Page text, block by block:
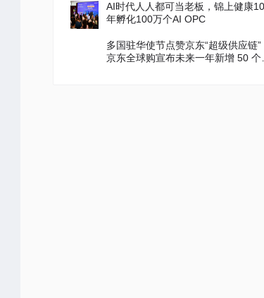
AI时代人人都可当老板，锦上健康10
年孵化100万个AI OPC
多国驻华使节点赞京东“超级供应链”
京东全球购宣布未来一年新增 50 个